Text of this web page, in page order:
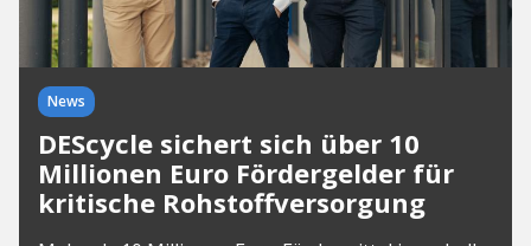
News
DEScycle sichert sich über 10
Millionen Euro Fördergelder für
kritische Rohstoffversorgung